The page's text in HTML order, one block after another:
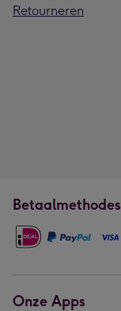
Retourneren
Betaalmethodes
Onze Apps